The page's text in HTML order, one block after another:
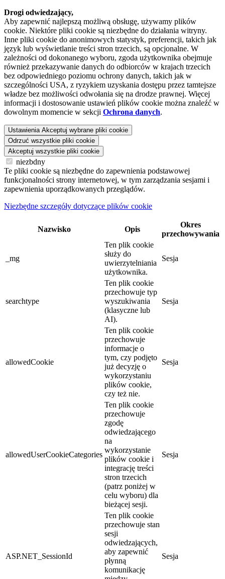
Drogi odwiedzający,
Aby zapewnić najlepszą możliwą obsługę, używamy plików
cookie. Niektóre pliki cookie są niezbędne do działania witryny.
Inne pliki cookie do anonimowych statystyk, preferencji, takich jak
język lub wyświetlanie treści stron trzecich, są opcjonalne. W
zależności od dokonanego wyboru, zgoda użytkownika obejmuje
również przekazywanie danych do odbiorców w krajach trzecich
bez odpowiedniego poziomu ochrony danych, takich jak w
szczególności USA, z ryzykiem uzyskania dostępu przez tamtejsze
władze bez możliwości odwołania się na drodze prawnej. Więcej
informacji i dostosowanie ustawień plików cookie można znaleźć w
dowolnym momencie w sekcji Ochrona danych.
Ustawienia Akceptuj wybrane pliki cookie
Odrzuć wszystkie pliki cookie
Akceptuj wszystkie pliki cookie
niezbdny
Te pliki cookie są niezbędne do zapewnienia podstawowej
funkcjonalności strony internetowej, w tym zarządzania sesjami i
zapewnienia uporządkowanych przeglądów.
Niezbędne szczegóły dotyczące plików cookie
Nazwisko Opis
Okres
przechowywania
_mg
Ten plik cookie
służy do
uwierzytelniania
użytkownika.
Sesja
searchtype
Ten plik cookie
przechowuje typ
wyszukiwania
(klasyczne lub
AI).
Sesja
allowedCookie
Ten plik cookie
przechowuje
informacje o
tym, czy podjęto
już decyzję o
wykorzystaniu
plików cookie,
czy też nie.
Sesja
allowedUserCookieCategories
Ten plik cookie
przechowuje
zgodę
odwiedzającego
na
wykorzystanie
plików cookie i
integrację treści
stron trzecich
(patrz poniżej w
celu wyboru) dla
bieżącej sesji.
Sesja
ASP.NET_SessionId
Ten plik cookie
przechowuje stan
sesji
odwiedzających,
aby zapewnić
płynną
komunikację
Sesja